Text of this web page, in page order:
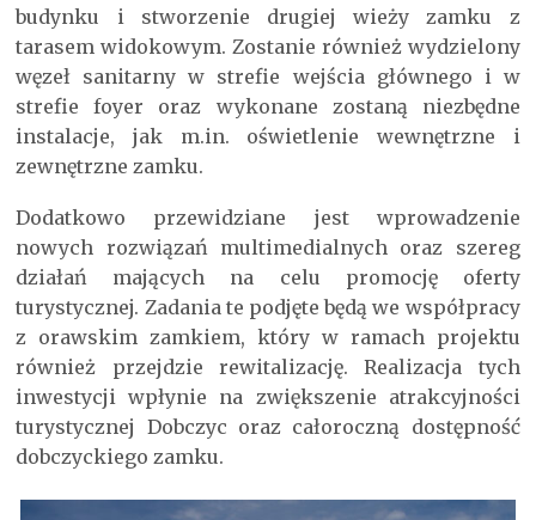
budynku i stworzenie drugiej wieży zamku z
tarasem widokowym. Zostanie również wydzielony
węzeł sanitarny w strefie wejścia głównego i w
strefie foyer oraz wykonane zostaną niezbędne
instalacje, jak m.in. oświetlenie wewnętrzne i
zewnętrzne zamku.
Dodatkowo przewidziane jest wprowadzenie
nowych rozwiązań multimedialnych oraz szereg
działań mających na celu promocję oferty
turystycznej. Zadania te podjęte będą we współpracy
z orawskim zamkiem, który w ramach projektu
również przejdzie rewitalizację. Realizacja tych
inwestycji wpłynie na zwiększenie atrakcyjności
turystycznej Dobczyc oraz całoroczną dostępność
dobczyckiego zamku.